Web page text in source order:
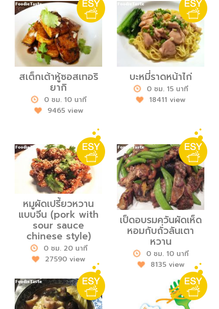
สเต็กเต้าหู้ซอสเทอริ
ยากิ
0 ชม. 10 นาที
9465 view
บะหมี่ราดหน้าไก่
0 ชม. 15 นาที
18411 view
หมูผัดเปรี้ยวหวาน
แบบจีน (pork with
sour sauce
chinese style)
0 ชม. 20 นาที
27590 view
เป็ดอบรมควันผัดเห็ด
หอมกับถั่วลันเตา
หวาน
0 ชม. 10 นาที
8135 view